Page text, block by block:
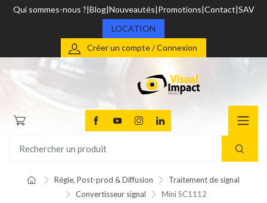
Qui sommes-nous ? Blog Nouveautés Promotions Contact SAV
LOCATION
Créer un compte / Connexion
Régie, Post-prod & Diffusion
Traitement de signal
Convertisseur signal
Mini SC1112